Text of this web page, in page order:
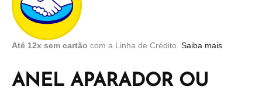
ANEL APARADOR OU
Até 12x sem cartão com a Linha de Crédito. Saiba mais